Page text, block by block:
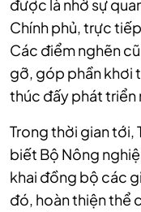
được là nhờ sự
Chính phủ, trực
Các điểm nghẽn
gỡ, góp phần khơi
thúc đấy phát triển
Trong thời gian tới,
biết Bộ Nông
khai đồng bộ các
đó, hoàn thiện thể